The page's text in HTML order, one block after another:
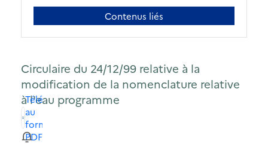
Contenus liés
Circulaire du 24/12/99 relative à la
modification de la nomenclature relative
à l'eau programme
Télécharger
au
format
PDF